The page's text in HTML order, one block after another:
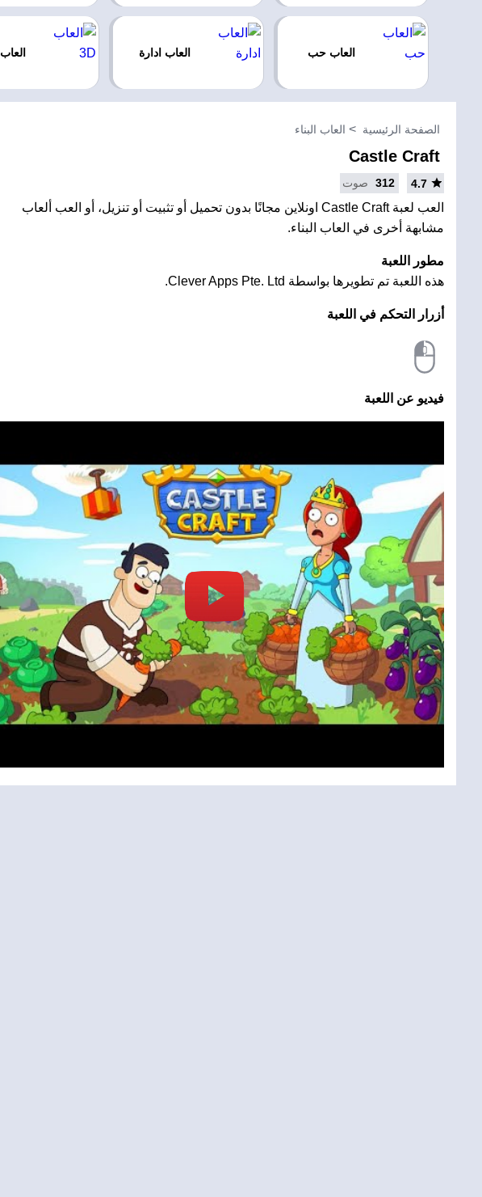
العاب حب العاب ادارة العاب 3D
الصفحة الرئيسية العاب البناء
Castle Craft
4.7
312 صوت
العب لعبة Castle Craft اونلاين مجانًا بدون تحميل أو تثبيت أو تنزيل، أو العب ألعاب
مشابهة أخرى في العاب البناء.
مطور اللعبة
هذه اللعبة تم تطويرها بواسطة Clever Apps Pte. Ltd.
أزرار التحكم في اللعبة
فيديو عن اللعبة